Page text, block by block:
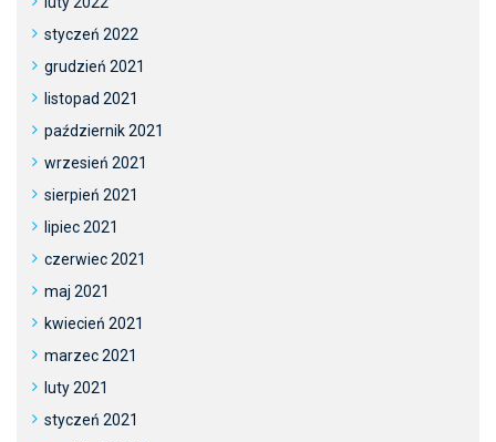
styczeń 2022
grudzień 2021
listopad 2021
październik 2021
wrzesień 2021
sierpień 2021
lipiec 2021
czerwiec 2021
maj 2021
kwiecień 2021
marzec 2021
luty 2021
styczeń 2021